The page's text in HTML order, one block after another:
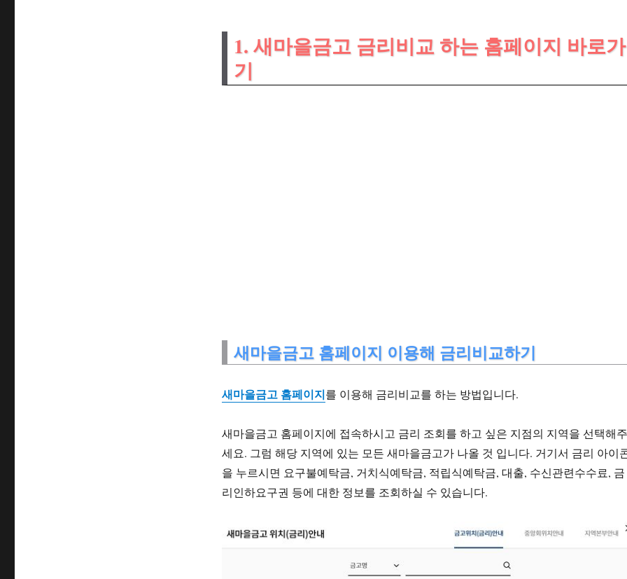
1. 새마을금고 금리비교 하는 홈페이지 바로가
기
새마을금고 홈페이지 이용해 금리비교하기
새마을금고 홈페이지를 이용해 금리비교를 하는 방법입니다.
새마을금고 홈페이지에 접속하시고 금리 조회를 하고 싶은 지점의 지역을 선택해주
세요. 그럼 해당 지역에 있는 모든 새마을금고가 나올 것 입니다. 거기서 금리 아이
을 누르시면 요구불예탁금, 거치식예탁금, 적립식예탁금, 대출, 수신관련수수료, 금
리인하요구권 등에 대한 정보를 조회하실 수 있습니다.